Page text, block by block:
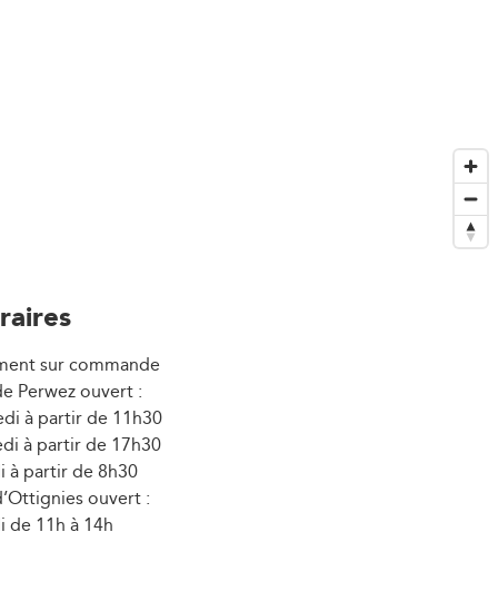
sur commande
Perwez ouvert :
à partir de 11h30
à partir de 17h30
à partir de 8h30
ouvert :
de 11h à 14h